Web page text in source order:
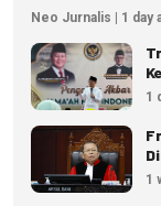
Neo Jurnalis | 1 day
1
1